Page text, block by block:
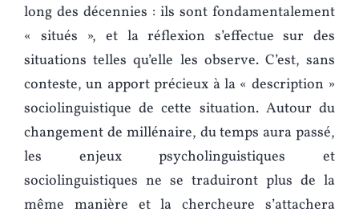
long des décennies : ils sont fondamentalement
« situés », et la réflexion s’effectue sur des
situations telles qu’elle les observe. C’est, sans
conteste, un apport précieux à la « description »
sociolinguistique de cette situation. Autour du
changement de millénaire, du temps aura passé,
les enjeux psycholinguistiques et
sociolinguistiques ne se traduiront plus de la
même manière et la chercheure s’attachera